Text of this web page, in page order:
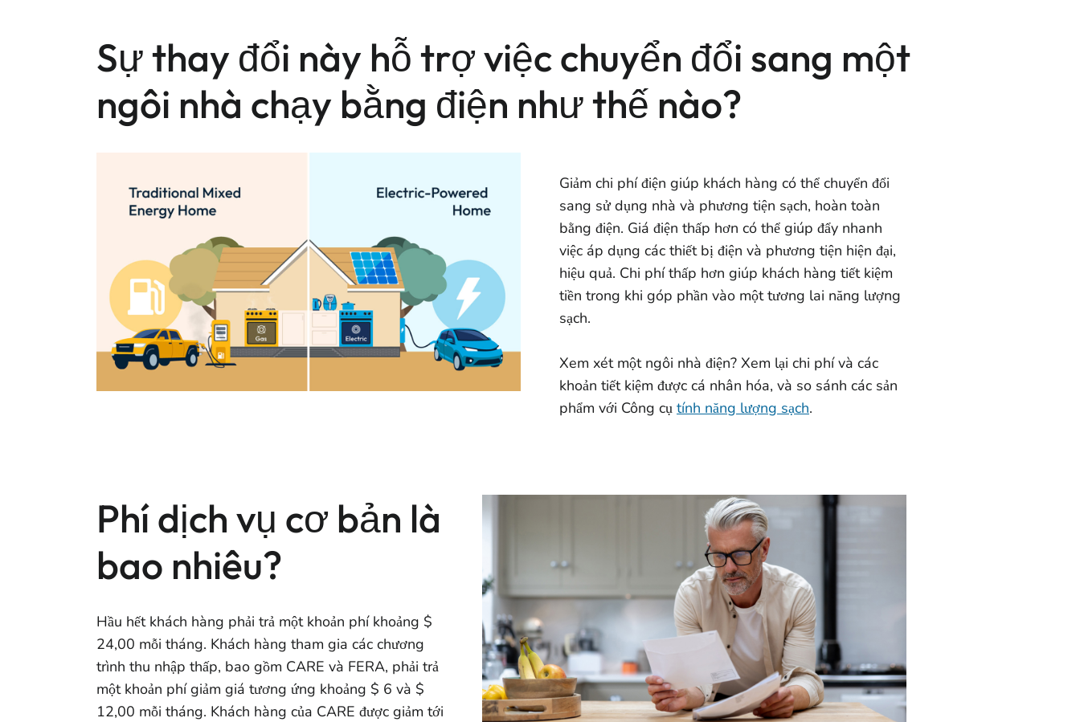
Sự thay đổi này hỗ trợ việc chuyển đổi sang một
ngôi nhà chạy bằng điện như thế nào?
Giảm chi phí điện giúp khách hàng có thể chuyển đổi
sang sử dụng nhà và phương tiện sạch, hoàn toàn
bằng điện. Giá điện thấp hơn có thể giúp đẩy nhanh
việc áp dụng các thiết bị điện và phương tiện hiện đại,
hiệu quả. Chi phí thấp hơn giúp khách hàng tiết kiệm
tiền trong khi góp phần vào một tương lai năng lượng
sạch.
Xem xét một ngôi nhà điện? Xem lại chi phí và các
khoản tiết kiệm được cá nhân hóa, và so sánh các sản
phẩm với Công cụ tính năng lượng sạch.
Phí dịch vụ cơ bản là
bao nhiêu?
Hầu hết khách hàng phải trả một khoản phí khoảng $
24,00 mỗi tháng. Khách hàng tham gia các chương
trình thu nhập thấp, bao gồm CARE và FERA, phải trả
một khoản phí giảm giá tương ứng khoảng $ 6 và $
12,00 mỗi tháng. Khách hàng của CARE được giảm tới